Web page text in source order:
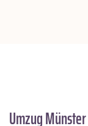
Umzug Münster